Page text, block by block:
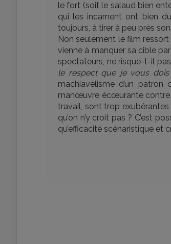
le fort (soit le salaud bien
qui les incarnent ont bien
toujours, à tirer à peu près
Non seulement le film
vienne à manquer sa cible
spectateurs, ne risque-t-il
le respect que je vous dois
machiavélisme d’un
manœuvre écœurante contre
travail, sont trop
qu’on n’y croit pas ? C’est
qu’efficacité scénaristique et